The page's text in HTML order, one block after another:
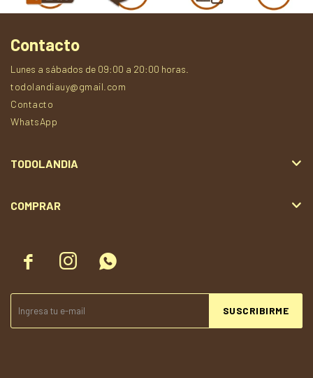
  
SUSCRIBIRME
Contacto
Lunes a sábados de 09:00 a 20:00 horas.
todolandiauy@gmail.com
Contacto
WhatsApp
TODOLANDIA
COMPRAR